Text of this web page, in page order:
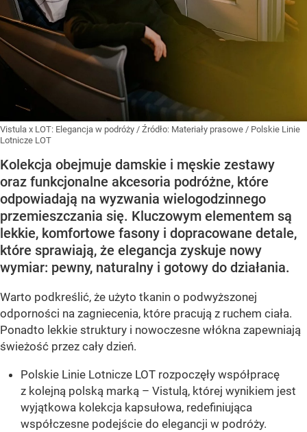
Vistula x LOT: Elegancja w podróży / Źródło: Materiały prasowe / Polskie Linie
Lotnicze LOT
Kolekcja obejmuje damskie i męskie zestawy
oraz funkcjonalne akcesoria podróżne, które
odpowiadają na wyzwania wielogodzinnego
przemieszczania się. Kluczowym elementem są
lekkie, komfortowe fasony i dopracowane detale,
które sprawiają, że elegancja zyskuje nowy
wymiar: pewny, naturalny i gotowy do działania.
Warto podkreślić, że użyto tkanin o podwyższonej
odporności na zagniecenia, które pracują z ruchem ciała.
Ponadto lekkie struktury i nowoczesne włókna zapewniają
świeżość przez cały dzień.
Polskie Linie Lotnicze LOT rozpoczęły współpracę
z kolejną polską marką – Vistulą, której wynikiem jest
wyjątkowa kolekcja kapsułowa, redefiniująca
współczesne podejście do elegancji w podróży.